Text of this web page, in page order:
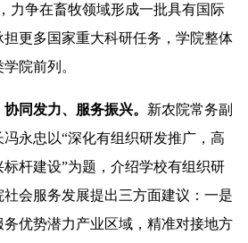
力争在畜牧领域形成一批具有国际
更多国家重大科研任务，学院整体
院前列。
同发力、服务振兴。 新农院常务副
永忠以“深化有组织研发推广，高
杆建设”为题，介绍学校有组织研
会服务发展提出三方面建议：一是
优势潜力产业区域，精准对接地方